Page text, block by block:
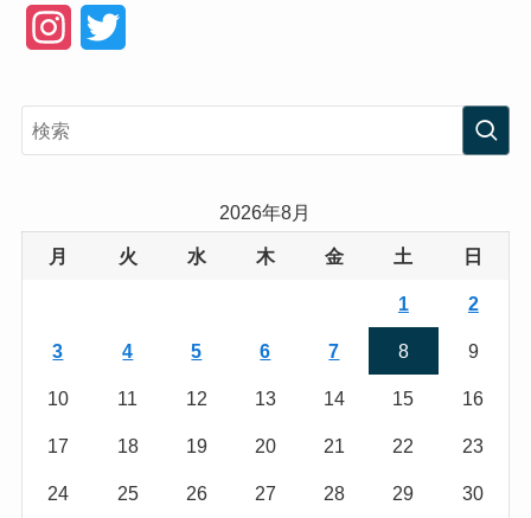
t t
e
2026年8月
月 火 水 木 金 土 日
1 2
3 4 5 6 7 8 9
10 11 12 13 14 15 16
17 18 19 20 21 22 23
24 25 26 27 28 29 30